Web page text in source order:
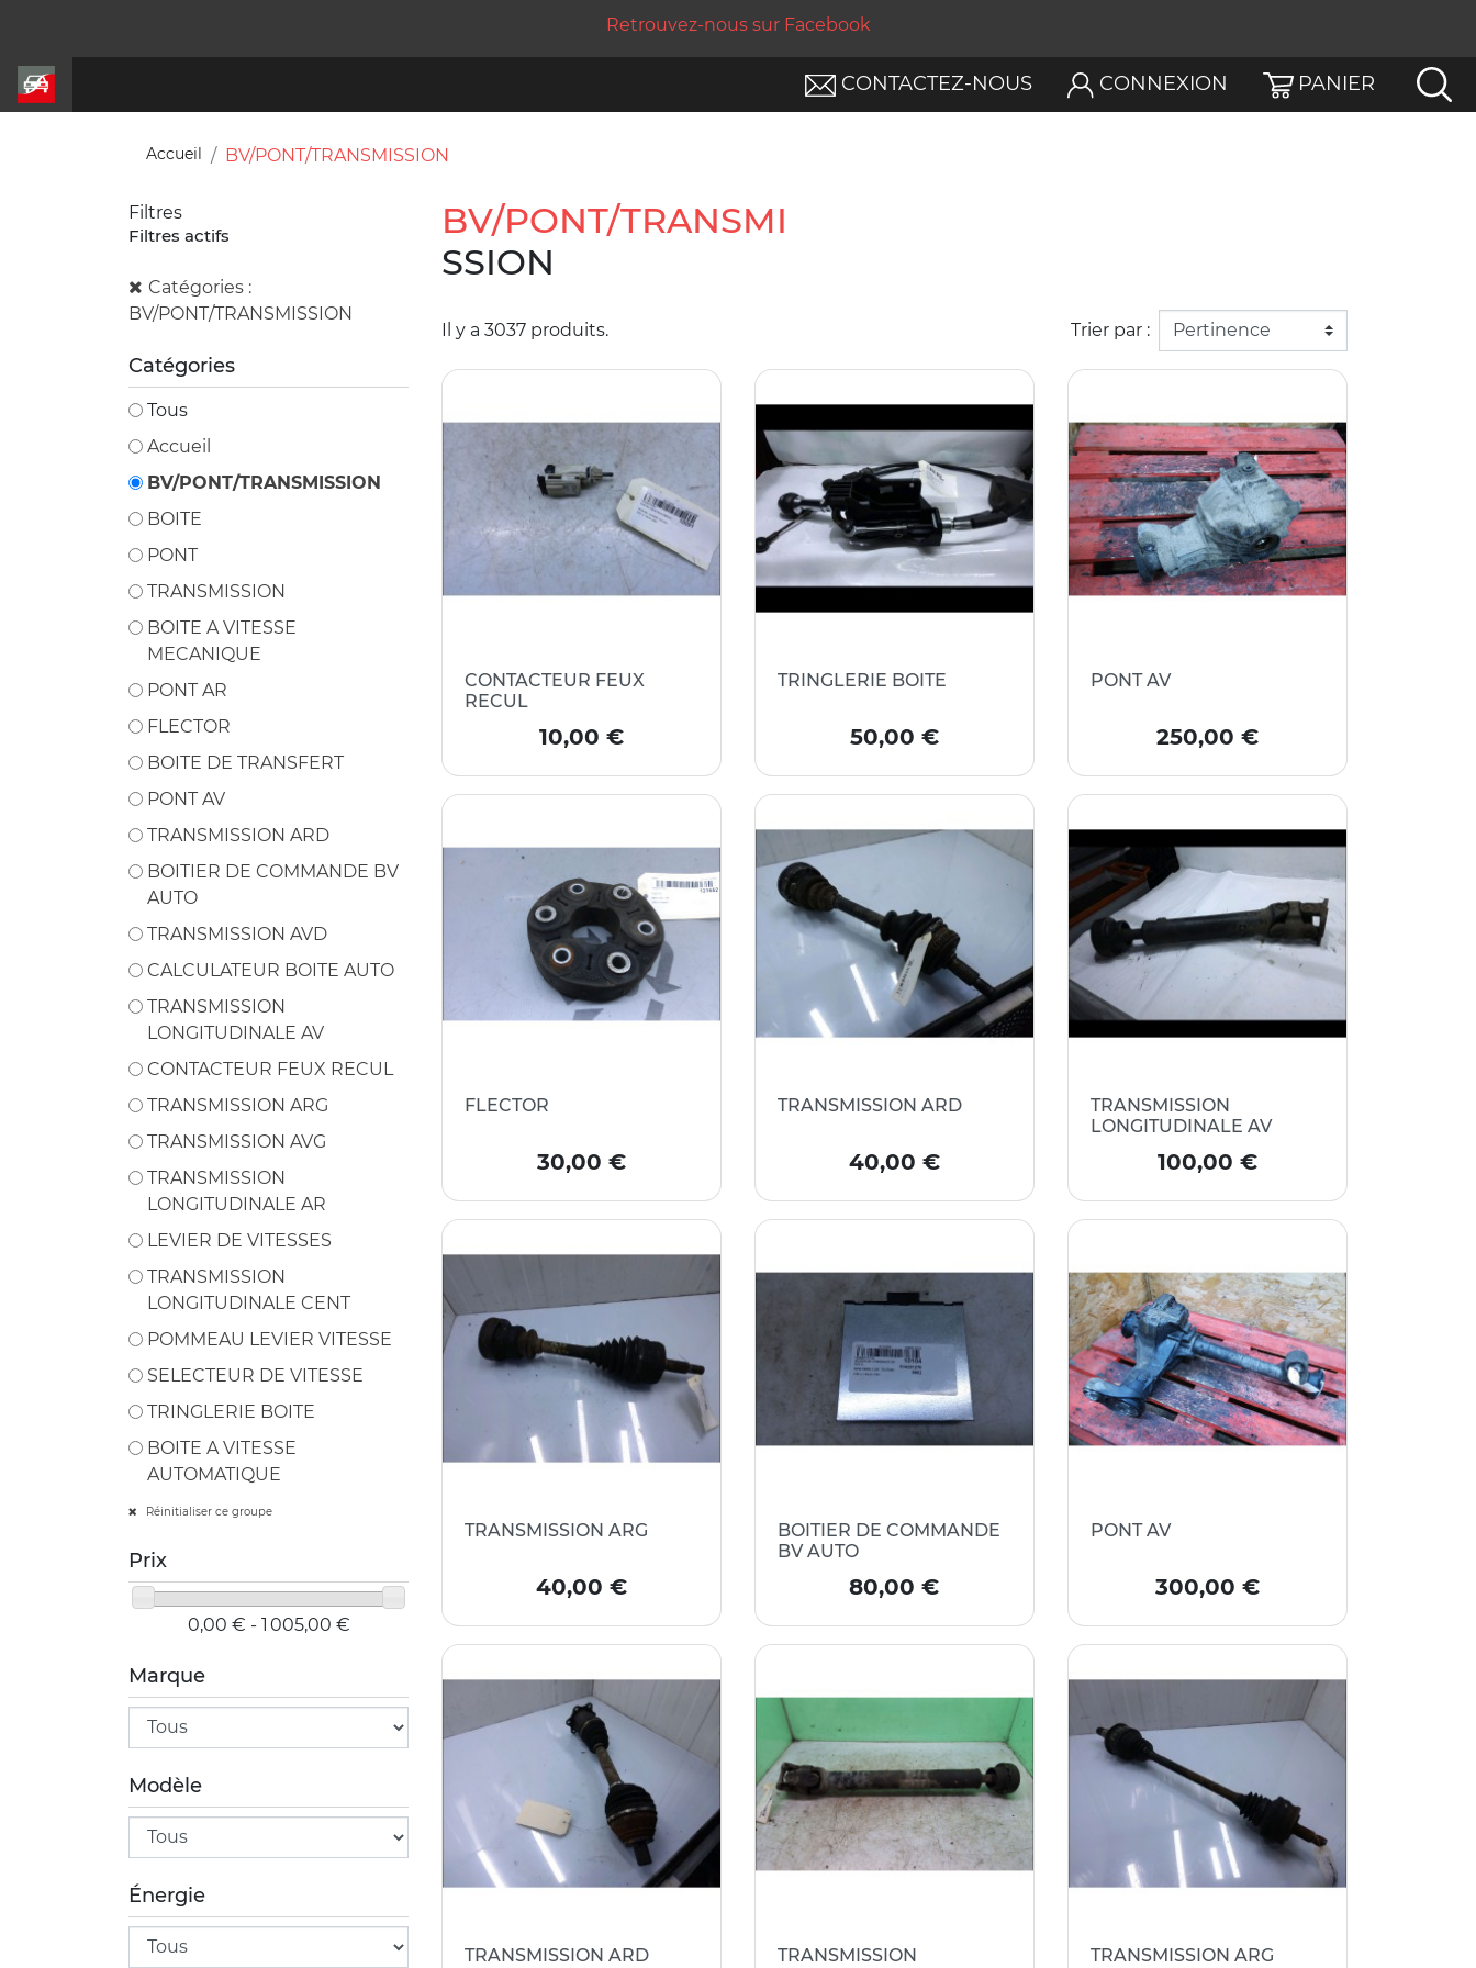
Retrouvez-nous sur Facebook
CONTACTEZ-NOUS CONNEXION PANIER
Accueil BV/PONT/TRANSMISSION
Filtres
Filtres actifs
Catégories :
BV/PONT/TRANSMISSION
Catégories
Tous
Accueil
BV/PONT/TRANSMISSION
BOITE
PONT
TRANSMISSION
BOITE A VITESSE
MECANIQUE
PONT AR
FLECTOR
BOITE DE TRANSFERT
PONT AV
TRANSMISSION ARD
BOITIER DE COMMANDE BV
AUTO
TRANSMISSION AVD
CALCULATEUR BOITE AUTO
TRANSMISSION
LONGITUDINALE AV
CONTACTEUR FEUX RECUL
TRANSMISSION ARG
TRANSMISSION AVG
TRANSMISSION
LONGITUDINALE AR
LEVIER DE VITESSES
TRANSMISSION
LONGITUDINALE CENT
POMMEAU LEVIER VITESSE
SELECTEUR DE VITESSE
TRINGLERIE BOITE
BOITE A VITESSE
AUTOMATIQUE
Réinitialiser ce groupe
Prix
0,00 € - 1 005,00 €
Marque
Modèle
Énergie
BV/PONT/TRANSMI
SSION
Il y a 3037 produits. Trier par :
CONTACTEUR FEUX
RECUL
Prix
10,00 €
TRINGLERIE BOITE
Prix
50,00 €
PONT AV
Prix
250,00 €
FLECTOR
Prix
30,00 €
TRANSMISSION ARD
Prix
40,00 €
TRANSMISSION
LONGITUDINALE AV
Prix
100,00 €
TRANSMISSION ARG
Prix
40,00 €
BOITIER DE COMMANDE
BV AUTO
Prix
80,00 €
PONT AV
Prix
300,00 €
TRANSMISSION ARD
TRANSMISSION
TRANSMISSION ARG